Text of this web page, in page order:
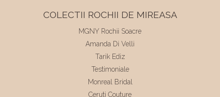
COLECTII ROCHII DE MIREASA
MGNY Rochii Soacre
Amanda Di Velli
Tarik Ediz
Testimoniale
Monreal Bridal
Ceruti Couture